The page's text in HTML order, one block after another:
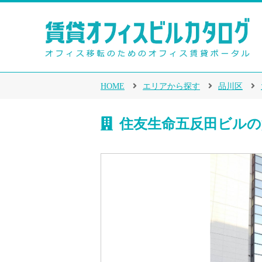
HOME エリアから探す 品川区
住友生命五反田ビル